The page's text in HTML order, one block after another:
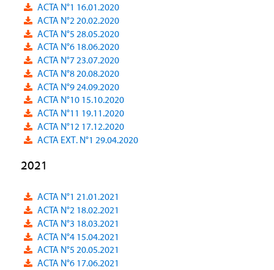
ACTA N°1 16.01.2020
ACTA N°2 20.02.2020
ACTA N°5 28.05.2020
ACTA N°6 18.06.2020
ACTA N°7 23.07.2020
ACTA N°8 20.08.2020
ACTA N°9 24.09.2020
ACTA N°10 15.10.2020
ACTA N°11 19.11.2020
ACTA N°12 17.12.2020
ACTA EXT. N°1 29.04.2020
2021
ACTA N°1 21.01.2021
ACTA N°2 18.02.2021
ACTA N°3 18.03.2021
ACTA N°4 15.04.2021
ACTA N°5 20.05.2021
ACTA N°6 17.06.2021